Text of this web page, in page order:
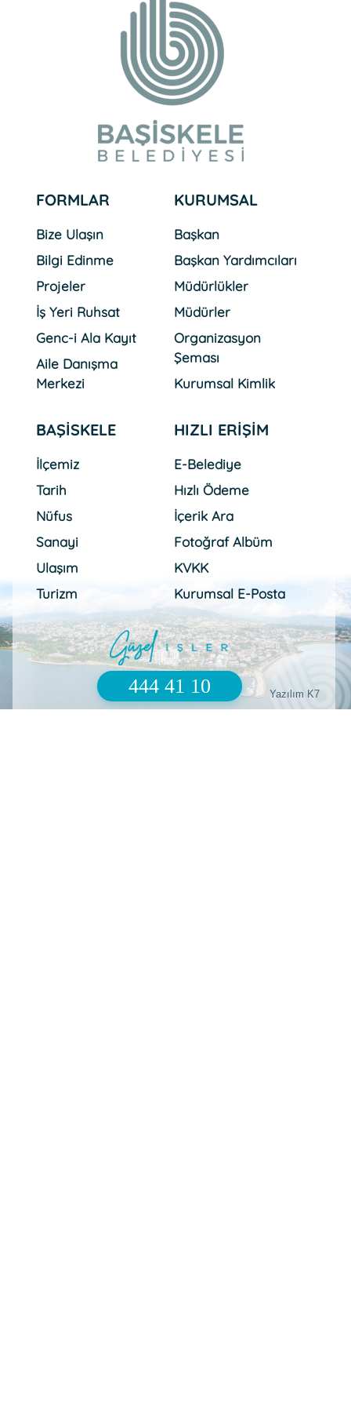
FORMLAR
Bize Ulaşın
Bilgi Edinme
Projeler
İş Yeri Ruhsat
Genc-i Ala Kayıt
Aile Danışma
Merkezi
KURUMSAL
Başkan
Başkan Yardımcıları
Müdürlükler
Müdürler
Organizasyon
Şeması
Kurumsal Kimlik
BAŞİSKELE
İlçemiz
Tarih
Nüfus
Sanayi
Ulaşım
Turizm
HIZLI ERİŞİM
E-Belediye
Hızlı Ödeme
İçerik Ara
Fotoğraf Albüm
KVKK
Kurumsal E-Posta
444 41 10 Yazılım K7